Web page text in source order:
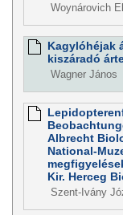
Woynárovich
Kagylóhéjak
kiszáradó
Wagner János
Albrecht
National-
Kir. Herceg
Szent-Ivány